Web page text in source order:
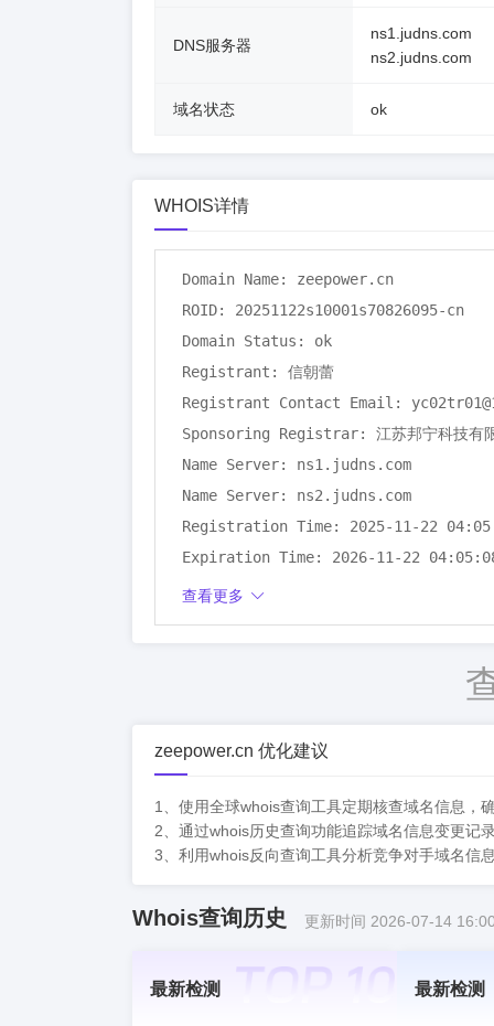
DNS服务器
ns1.judns.com
ns2.judns.com
域名状态 ok
WHOIS详情
Domain Name: zeepower.cn
ROID: 20251122s10001s70826095-cn
Domain Status: ok
Registrant: 信朝蕾
Registrant Contact Email:
Sponsoring Registrar: 江苏邦宁科技有
Name Server: ns1.judns.com
Name Server: ns2.judns.com
Registration Time: 2025-11-22
Expiration Time: 2026-11-22
DNSSEC: unsigned
查看更多
zeepower.cn 优化建议
1、使用全球whois查询工具定期核查域名信息，
2、通过whois历史查询功能追踪域名信息变更记
3、利用whois反向查询工具分析竞争对手域名信
Whois查询历史 更新时间 2026-07-14
最新检测 最新检测